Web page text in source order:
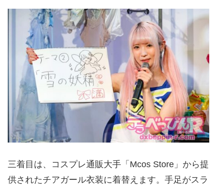
三着目は、コスプレ通販大手「Mcos Store」から提
供されたチアガール衣装に着替えます。手足がスラ